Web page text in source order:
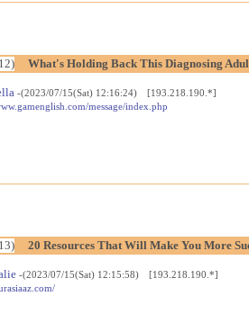
What's Holding Back This Diagnosing
-(2023/07/15(Sat) 12:16:24) [193.218.190.*]
message/index.php
20 Resources That Will Make You More
-(2023/07/15(Sat) 12:15:58) [193.218.190.*]